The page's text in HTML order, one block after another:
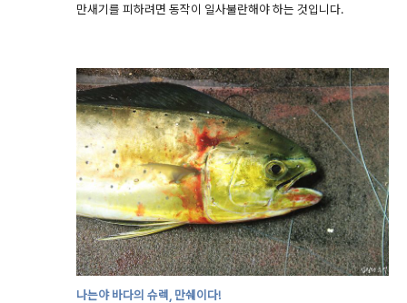
만새기를 피하려면 동작이 일사불란해야 하는 것입니다.
나는야 바다의 슈렉, 만쉐이다!